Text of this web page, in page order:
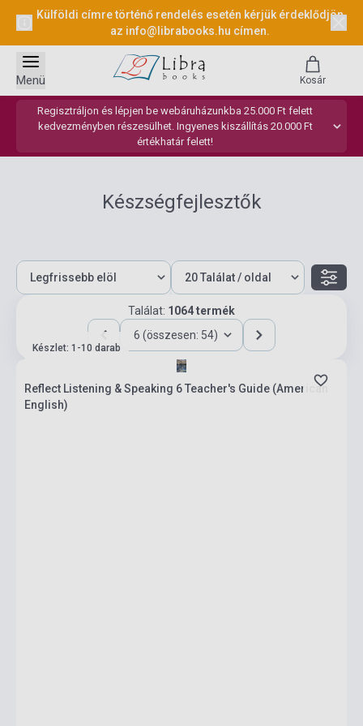
Külföldi címre történő rendelés esetén kérjük érdeklődjön
az info@librabooks.hu címen.
Regisztráljon és lépjen be webáruházunkba 25.000 Ft felett
kedvezményben részesülhet. Ingyenes kiszállítás 20.000 Ft
értékhatár felett!
Menü Kosár
Készségfejlesztők
Találat: 1064 termék
6 (összesen: 54)
Készlet: 1-10 darab
Reflect Listening & Speaking 6 Teacher's Guide (American
English)